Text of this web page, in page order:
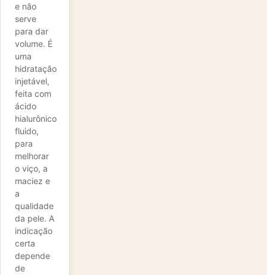
e não
serve
para dar
volume. É
uma
hidratação
injetável,
feita com
ácido
hialurônico
fluido,
para
melhorar
o viço, a
maciez e
a
qualidade
da pele. A
indicação
certa
depende
de